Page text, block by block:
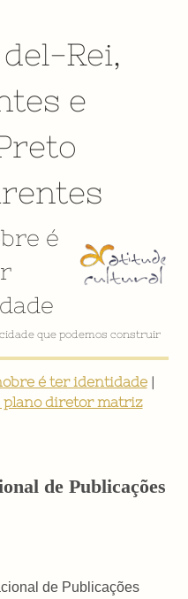
Rei,
e
é
que podemos construir
é ter identidade|
diretor matriz
de Publicações
de Publicações